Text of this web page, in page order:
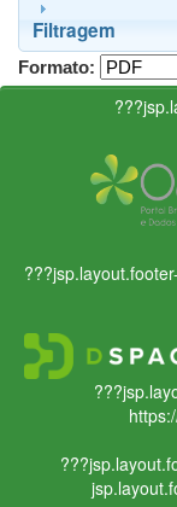
Filtragem
Formato: